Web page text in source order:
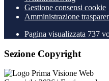
Gestione consensi cookie
Amministrazione
Pagina visualizzata 737
Sezione Copyright